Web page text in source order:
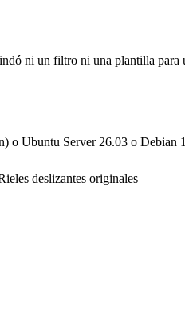
ni un filtro ni una plantilla para
o Ubuntu Server 26.03 o Debian
deslizantes originales